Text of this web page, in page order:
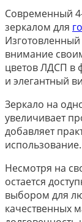
Современный
зеркалом для
Изготовленный
внимание
цветов ЛДСП в
и элегантный
Зеркало на
увеличивает
добавляет
использование.
Несмотря на
остается
выбором для
качественных